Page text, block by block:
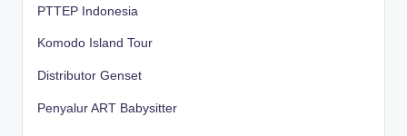
PTTEP Indonesia
Komodo Island Tour
Distributor Genset
Penyalur ART Babysitter